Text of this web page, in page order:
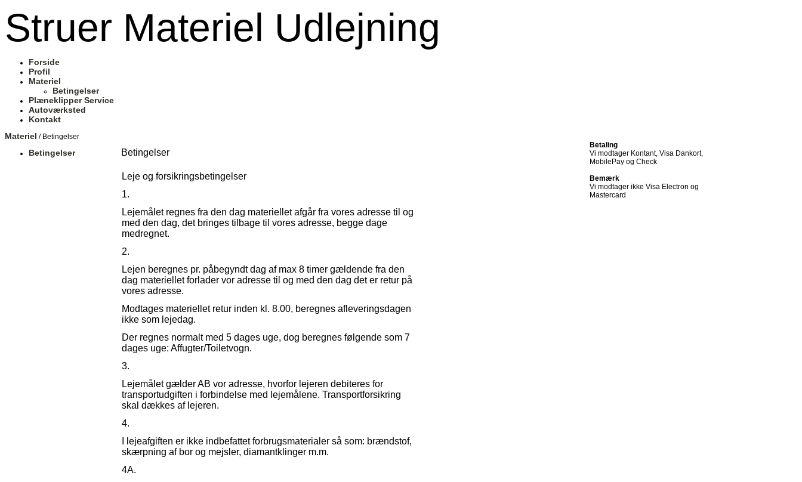
Struer Materiel Udlejning
Forside
Profil
Materiel
Betingelser
Plæneklipper Service
Autoværksted
Kontakt
Materiel / Betingelser
Betingelser Betingelser
Leje og forsikringsbetingelser
1.
Lejemålet regnes fra den dag materiellet afgår fra vores adresse til og
med den dag, det bringes tilbage til vores adresse, begge dage
medregnet.
2.
Lejen beregnes pr. påbegyndt dag af max 8 timer gældende fra den
dag materiellet forlader vor adresse til og med den dag det er retur på
vores adresse.
Modtages materiellet retur inden kl. 8.00, beregnes afleveringsdagen
ikke som lejedag.
Der regnes normalt med 5 dages uge, dog beregnes følgende som 7
dages uge: Affugter/Toiletvogn.
3.
Lejemålet gælder AB vor adresse, hvorfor lejeren debiteres for
transportudgiften i forbindelse med lejemålene. Transportforsikring
skal dækkes af lejeren.
4.
I lejeafgiften er ikke indbefattet forbrugsmaterialer så som: brændstof,
skærpning af bor og mejsler, diamantklinger m.m.
4A.
Betaling
Vi modtager Kontant, Visa Dankort,
MobilePay og Check
Bemærk
Vi modtager ikke Visa Electron og
Mastercard